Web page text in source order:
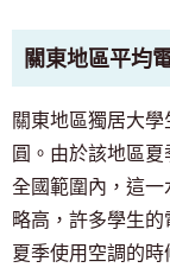
關東地區平均
關東地區獨居大
圓。由於該地區
全國範圍內，這
略高，許多學生
夏季使用空調的時